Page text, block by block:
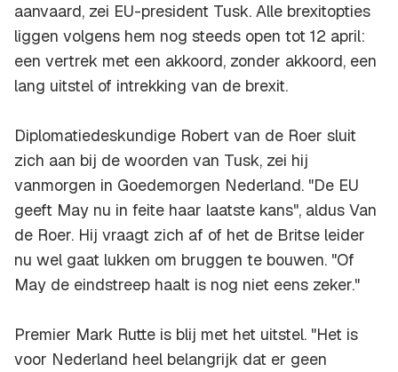
aanvaard, zei EU-president Tusk. Alle brexitopties
liggen volgens hem nog steeds open tot 12 april:
een vertrek met een akkoord, zonder akkoord, een
lang uitstel of intrekking van de brexit.
Diplomatiedeskundige Robert van de Roer sluit
zich aan bij de woorden van Tusk, zei hij
vanmorgen in Goedemorgen Nederland. "De EU
geeft May nu in feite haar laatste kans", aldus Van
de Roer. Hij vraagt zich af of het de Britse leider
nu wel gaat lukken om bruggen te bouwen. "Of
May de eindstreep haalt is nog niet eens zeker."
Premier Mark Rutte is blij met het uitstel. "Het is
voor Nederland heel belangrijk dat er geen